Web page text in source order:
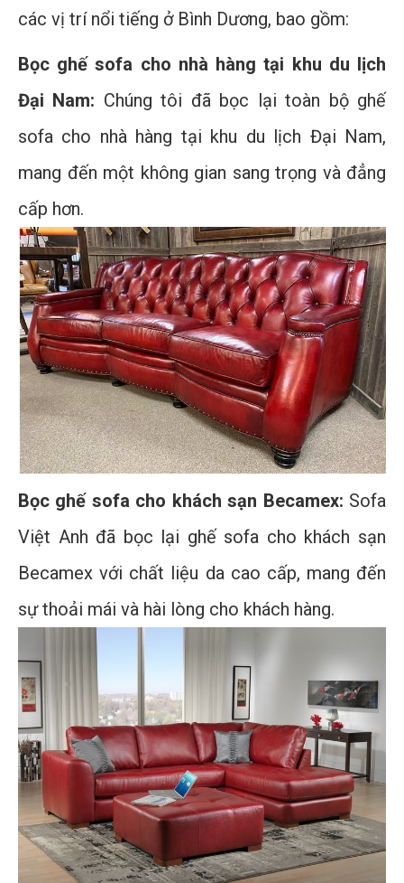
các vị trí nổi tiếng ở Bình Dương, bao gồm:
Bọc ghế sofa cho nhà hàng tại khu du lịch
Đại Nam: Chúng tôi đã bọc lại toàn bộ ghế
sofa cho nhà hàng tại khu du lịch Đại Nam,
mang đến một không gian sang trọng và đẳng
cấp hơn.
Bọc ghế sofa cho khách sạn Becamex: Sofa
Việt Anh đã bọc lại ghế sofa cho khách sạn
Becamex với chất liệu da cao cấp, mang đến
sự thoải mái và hài lòng cho khách hàng.